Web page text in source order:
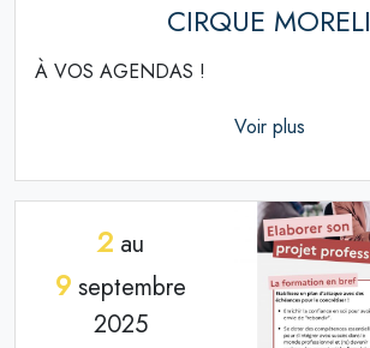
CIRQUE MORELI
À VOS AGENDAS !
Voir plus
2 au
9 septembre
2025